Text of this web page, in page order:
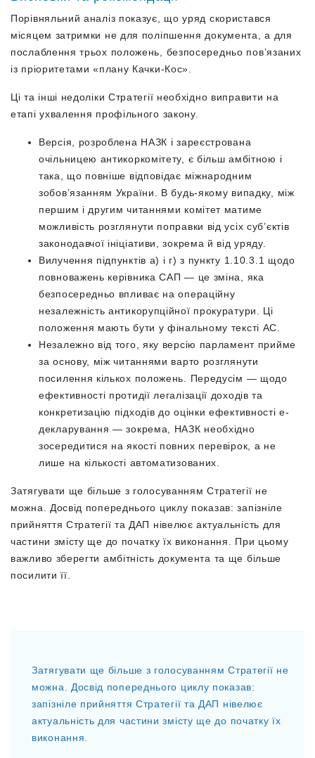
Порівняльний аналіз показує, що уряд скористався
місяцем затримки не для поліпшення документа, а для
послаблення трьох положень, безпосередньо пов’язаних
із пріоритетами «плану Качки-Кос».
Ці та інші недоліки Стратегії необхідно виправити на
етапі ухвалення профільного закону.
Версія, розроблена НАЗК і зареєстрована
очільницею антикоркомітету, є більш амбітною і
така, що повніше відповідає міжнародним
зобов’язанням України. В будь-якому випадку, між
першим і другим читаннями комітет матиме
можливість розглянути поправки від усіх суб’єктів
законодавчої ініціативи, зокрема й від уряду.
Вилучення підпунктів а) і г) з пункту 1.10.3.1 щодо
повноважень керівника САП — це зміна, яка
безпосередньо впливає на операційну
незалежність антикорупційної прокуратури. Ці
положення мають бути у фінальному тексті АС.
Незалежно від того, яку версію парламент прийме
за основу, між читаннями варто розглянути
посилення кількох положень. Передусім — щодо
ефективності протидії легалізації доходів та
конкретизацію підходів до оцінки ефективності е-
декларування — зокрема, НАЗК необхідно
зосередитися на якості повних перевірок, а не
лише на кількості автоматизованих.
Затягувати ще більше з голосуванням Стратегії не
можна. Досвід попереднього циклу показав: запізніле
прийняття Стратегії та ДАП нівелює актуальність для
частини змісту ще до початку їх виконання. При цьому
важливо зберегти амбітність документа та ще більше
посилити її.
Затягувати ще більше з голосуванням Стратегії не
можна. Досвід попереднього циклу показав:
запізніле прийняття Стратегії та ДАП нівелює
актуальність для частини змісту ще до початку їх
виконання.